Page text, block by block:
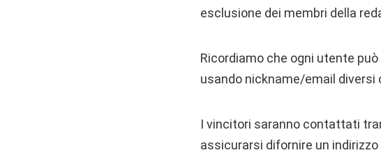
esclusione dei membri della
Ricordiamo che ogni utente
usando nickname/email diversi
I vincitori saranno contattati
assicurarsi difornire un